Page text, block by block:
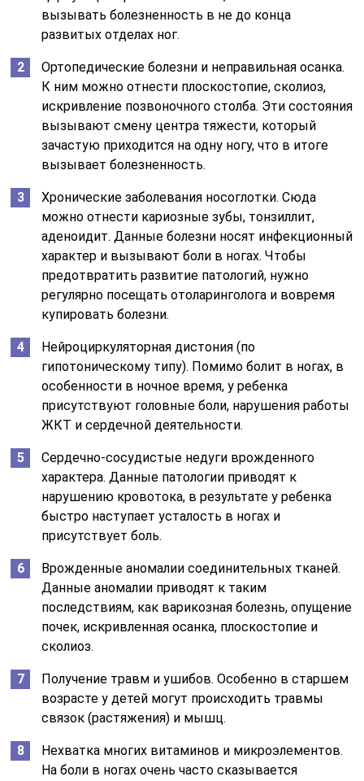
вызывать болезненность в не до конца
развитых отделах ног.
Ортопедические болезни и неправильная осанка.
К ним можно отнести плоскостопие, сколиоз,
искривление позвоночного столба. Эти состояния
вызывают смену центра тяжести, который
зачастую приходится на одну ногу, что в итоге
вызывает болезненность.
Хронические заболевания носоглотки. Сюда
можно отнести кариозные зубы, тонзиллит,
аденоидит. Данные болезни носят инфекционный
характер и вызывают боли в ногах. Чтобы
предотвратить развитие патологий, нужно
регулярно посещать отоларинголога и вовремя
купировать болезни.
Нейроциркуляторная дистония (по
гипотоническому типу). Помимо болит в ногах, в
особенности в ночное время, у ребенка
присутствуют головные боли, нарушения работы
ЖКТ и сердечной деятельности.
Сердечно-сосудистые недуги врожденного
характера. Данные патологии приводят к
нарушению кровотока, в результате у ребенка
быстро наступает усталость в ногах и
присутствует боль.
Врожденные аномалии соединительных тканей.
Данные аномалии приводят к таким
последствиям, как варикозная болезнь, опущение
почек, искривленная осанка, плоскостопие и
сколиоз.
Получение травм и ушибов. Особенно в старшем
возрасте у детей могут происходить травмы
связок (растяжения) и мышц.
Нехватка многих витаминов и микроэлементов.
На боли в ногах очень часто сказывается